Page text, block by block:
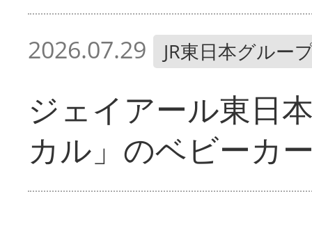
2026.07.29 JR東日本グルー
ジェイアール東日
カル」のベビーカ